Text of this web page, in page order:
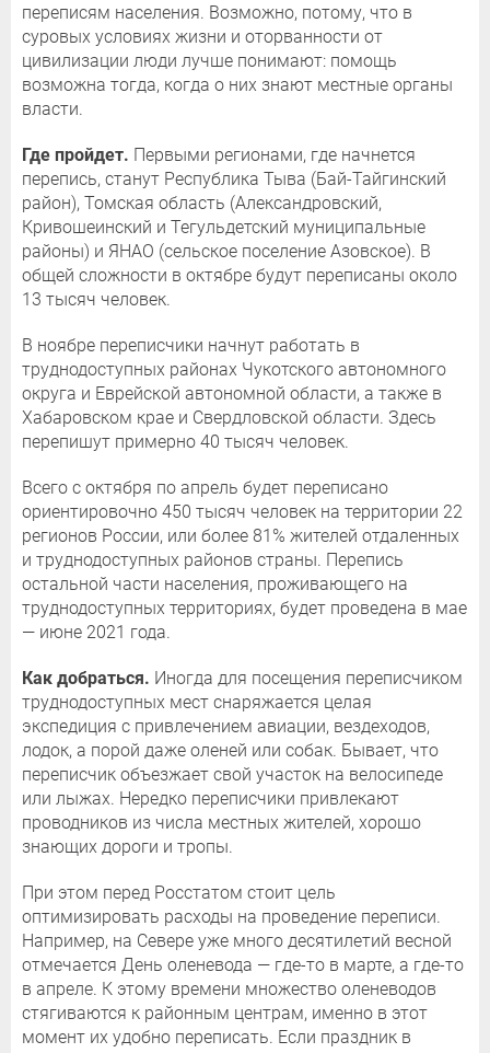
переписям населения. Возможно, потому, что в
суровых условиях жизни и оторванности от
цивилизации люди лучше понимают: помощь
возможна тогда, когда о них знают местные органы
власти.
Где пройдет. Первыми регионами, где начнется
перепись, станут Республика Тыва (Бай-Тайгинский
район), Томская область (Александровский,
Кривошеинский и Тегульдетский муниципальные
районы) и ЯНАО (сельское поселение Азовское). В
общей сложности в октябре будут переписаны около
13 тысяч человек.
В ноябре переписчики начнут работать в
труднодоступных районах Чукотского автономного
округа и Еврейской автономной области, а также в
Хабаровском крае и Свердловской области. Здесь
перепишут примерно 40 тысяч человек.
Всего с октября по апрель будет переписано
ориентировочно 450 тысяч человек на территории 22
регионов России, или более 81% жителей отдаленных
и труднодоступных районов страны. Перепись
остальной части населения, проживающего на
труднодоступных территориях, будет проведена в мае
— июне 2021 года.
Как добраться. Иногда для посещения переписчиком
труднодоступных мест снаряжается целая
экспедиция с привлечением авиации, вездеходов,
лодок, а порой даже оленей или собак. Бывает, что
переписчик объезжает свой участок на велосипеде
или лыжах. Нередко переписчики привлекают
проводников из числа местных жителей, хорошо
знающих дороги и тропы.
При этом перед Росстатом стоит цель
оптимизировать расходы на проведение переписи.
Например, на Севере уже много десятилетий весной
отмечается День оленевода — где-то в марте, а где-то
в апреле. К этому времени множество оленеводов
стягиваются к районным центрам, именно в этот
момент их удобно переписать. Если праздник в